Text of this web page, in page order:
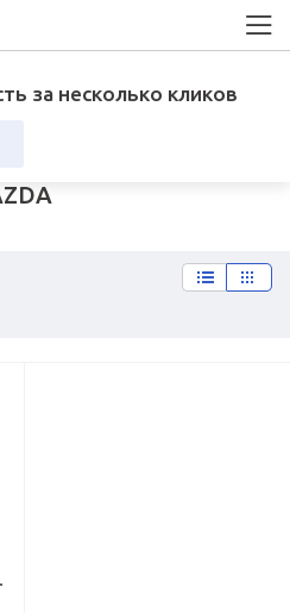
за несколько кликов